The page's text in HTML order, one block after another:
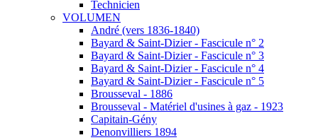
Technicien
VOLUMEN
André (vers 1836-1840)
Bayard & Saint-Dizier - Fascicule n° 2
Bayard & Saint-Dizier - Fascicule n° 3
Bayard & Saint-Dizier - Fascicule n° 4
Bayard & Saint-Dizier - Fascicule n° 5
Brousseval - 1886
Brousseval - Matériel d'usines à gaz - 1923
Capitain-Gény
Denonvilliers 1894